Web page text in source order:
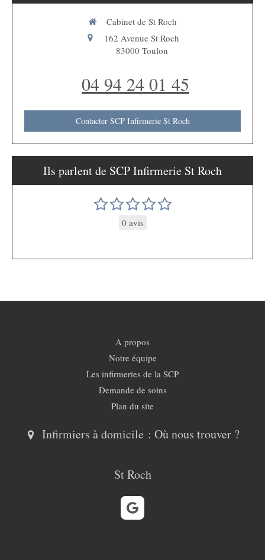
Cabinet de St Roch
162 Avenue St Roch
83000 Toulon
04 94 24 01 45
Contacter SCP Infirmerie St Roch
Ils parlent de SCP Infirmerie St Roch
0 avis
A propos
Notre équipe
Les infirmeries de la SCP
Demande de soins
Plan du site
Infirmiers à domicile : Où nous trouver ?
St Roch